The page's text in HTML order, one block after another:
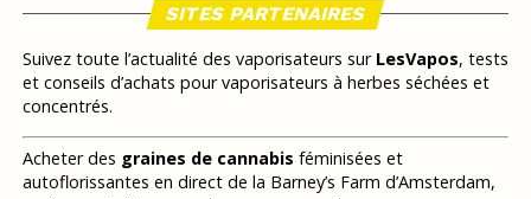
SITES PARTENAIRES
Suivez toute l’actualité des vaporisateurs sur LesVapos, tests
et conseils d’achats pour vaporisateurs à herbes séchées et
concentrés.
Acheter des graines de cannabis féminisées et
autoflorissantes en direct de la Barney’s Farm d’Amsterdam,